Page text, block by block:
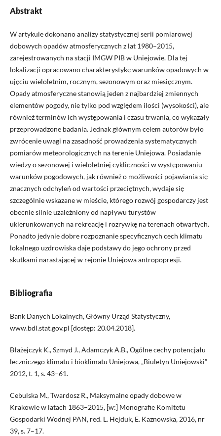
Abstrakt
W artykule dokonano analizy statystycznej serii pomiarowej
dobowych opadów atmosferycznych z lat 1980–2015,
zarejestrowanych na stacji IMGW PIB w Uniejowie. Dla tej
lokalizacji opracowano charakterystykę warunków opadowych w
ujęciu wieloletnim, rocznym, sezonowym oraz miesięcznym.
Opady atmosferyczne stanowią jeden z najbardziej zmiennych
elementów pogody, nie tylko pod względem ilości (wysokości), ale
również terminów ich występowania i czasu trwania, co wykazały
przeprowadzone badania. Jednak głównym celem autorów było
zwrócenie uwagi na zasadność prowadzenia systematycznych
pomiarów meteorologicznych na terenie Uniejowa. Posiadanie
wiedzy o sezonowej i wieloletniej cykliczności w występowaniu
warunków pogodowych, jak również o możliwości pojawiania się
znacznych odchyleń od wartości przeciętnych, wydaje się
szczególnie wskazane w mieście, którego rozwój gospodarczy jest
obecnie silnie uzależniony od napływu turystów
ukierunkowanych na rekreację i rozrywkę na terenach otwartych.
Ponadto jedynie dobre rozpoznanie specyficznych cech klimatu
lokalnego uzdrowiska daje podstawy do jego ochrony przed
skutkami narastającej w rejonie Uniejowa antropopresji.
Bibliografia
Bank Danych Lokalnych, Główny Urząd Statystyczny,
www.bdl.stat.gov.pl [dostęp: 20.04.2018].
Błażejczyk K., Szmyd J., Adamczyk A.B., Ogólne cechy potencjału
leczniczego klimatu i bioklimatu Uniejowa, „Biuletyn Uniejowski”
2012, t. 1, s. 43–61.
Cebulska M., Twardosz R., Maksymalne opady dobowe w
Krakowie w latach 1863–2015, [w:] Monografie Komitetu
Gospodarki Wodnej PAN, red. L. Hejduk, E. Kaznowska, 2016, nr
39, s. 7–17.